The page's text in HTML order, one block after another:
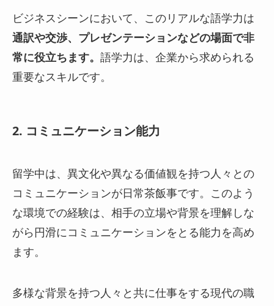
ビジネスシーンにおいて、このリアルな語学力は
通訳や交渉、プレゼンテーションなどの場面で非
常に役立ちます。 語学力は、企業から求められる
重要なスキルです。
2. コミュニケーション能力
留学中は、異文化や異なる価値観を持つ人々との
コミュニケーションが日常茶飯事です。このよう
な環境での経験は、相手の立場や背景を理解しな
がら円滑にコミュニケーションをとる能力を高め
ます。
多様な背景を持つ人々と共に仕事をする現代の職